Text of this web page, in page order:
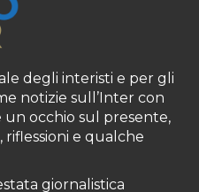
degli interisti e per gli
notizie sull’Inter con
un occhio sul presente,
riflessioni e qualche
giornalistica